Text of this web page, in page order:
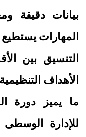
بيانات دقيقة
المهارات
التنسيق بين
الأهداف
ما يميز دورة
للإدارة